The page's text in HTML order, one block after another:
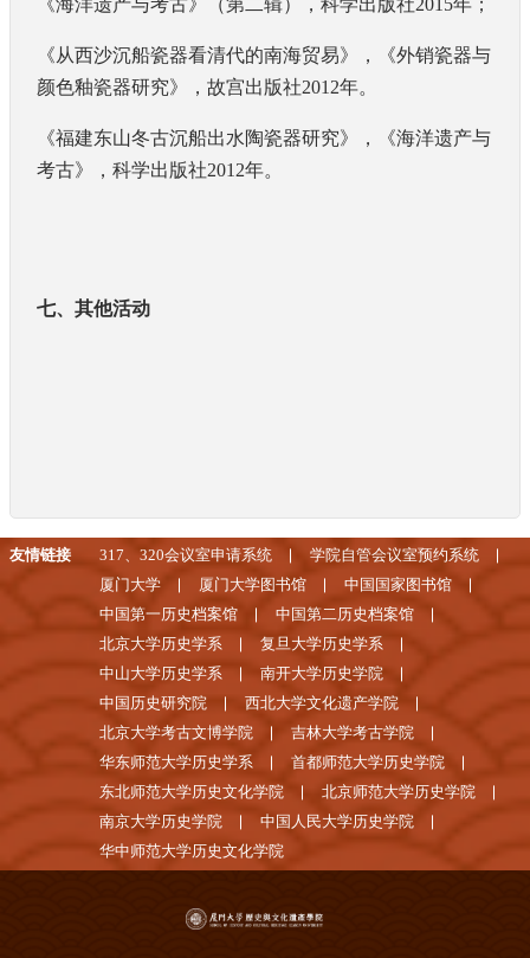
《海洋遗产与考古》（第二辑），科学出版社2015年；
《从西沙沉船瓷器看清代的南海贸易》，《外销瓷器与
颜色釉瓷器研究》，故宫出版社2012年。
《福建东山冬古沉船出水陶瓷器研究》，《海洋遗产与
考古》，科学出版社2012年。
七、其他活动
友情链接 317、320会议室申请系统
学院自管会议室预约系统
厦门大学
厦门大学图书馆
中国国家图书馆
中国第一历史档案馆
中国第二历史档案馆
北京大学历史学系
复旦大学历史学系
中山大学历史学系
南开大学历史学院
中国历史研究院
西北大学文化遗产学院
北京大学考古文博学院
吉林大学考古学院
华东师范大学历史学系
首都师范大学历史学院
东北师范大学历史文化学院
北京师范大学历史学院
南京大学历史学院
中国人民大学历史学院
华中师范大学历史文化学院